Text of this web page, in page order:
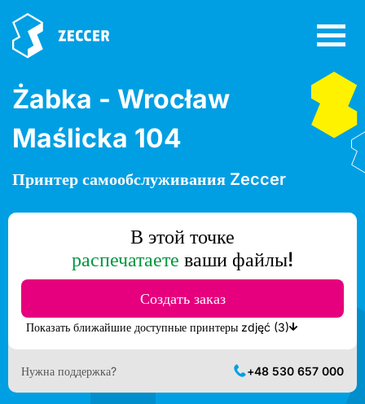
Żabka - Wrocław
Maślicka 104
Принтер самообслуживания Zeccer
В этой точке
распечатаете ваши файлы!
Создать заказ
Показать ближайшие доступные принтеры zdjęć (3)
Нужна поддержка? +48 530 657 000